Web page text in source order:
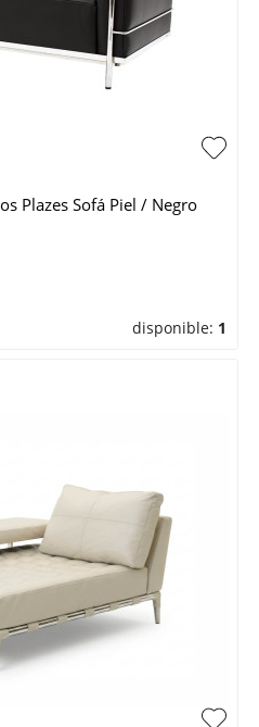
Plazes Sofá Piel / Negro
disponible: 1